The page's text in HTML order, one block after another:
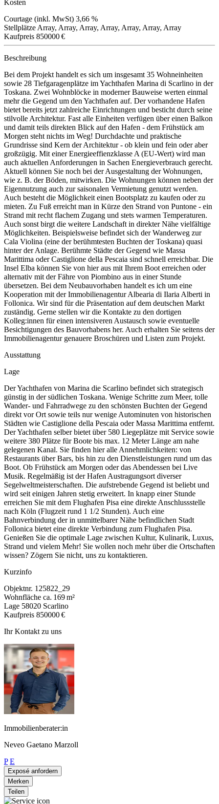
Kosten
Courtage (inkl. MwSt) 3,66 %
Stellplätze Array, Array, Array, Array, Array, Array, Array
Kaufpreis 850000 €
Beschreibung
Bei dem Projekt handelt es sich um insgesamt 35 Wohneinheiten
sowie 28 Tiefgaragenplätze im Yachthafen Marina di Scarlino in der
Toskana. Zwei Wohnblöcke in moderner Bauweise werten einmal
mehr die Gegend um den Yachthafen auf. Der vorhandene Hafen
bietet bereits jetzt zahlreiche Einrichtungen und besticht durch seine
stilvolle Architektur. Fast alle Einheiten verfügen über einen Balkon
und damit teils direkten Blick auf den Hafen - dem Frühstück am
Morgen steht nichts im Weg! Durchdachte und praktische
Grundrisse sind Kern der Architektur - ob klein und fein oder aber
großzügig. Mit einer Energieeffienzklasse A (EU-Wert) wird man
auch aktuellen Anforderungen in Sachen Energieverbrauch gerecht.
Aktuell können Sie noch bei der Ausgestaltung der Wohnungen,
wie z. B. der Böden, mitwirken. Die Wohnungen können neben der
Eigennutzung auch zur saisonalen Vermietung genutzt werden.
Auch besteht die Möglichkeit einen Bootsplatz zu kaufen oder zu
mieten. Zu Fuß erreicht man in Kürze den Strand von Puntone - ein
Strand mit recht flachem Zugang und stets warmen Temperaturen.
Auch sonst birgt die weitere Landschaft in direkter Nähe vielfältige
Möglichkeiten. Beispielsweise befindet sich der Wanderweg zur
Cala Violina (eine der berühmtesten Buchten der Toskana) quasi
hinter der Anlage. Berühmte Städte der Gegend wie Massa
Marittima oder Castiglione della Pescaia sind schnell erreichbar. Die
Insel Elba können Sie von hier aus mit Ihrem Boot erreichen oder
alternativ mit der Fähre von Piombino aus in einer Stunde
übersetzen. Bei dem Neubauvorhaben handelt es ich um eine
Kooperation mit der Immobilienagentur Albearia di Ilaria Alberti in
Follonica. Wir sind für die Präsentation auf dem deutschen Markt
zuständig. Gerne stellen wir die Kontakte zu den dortigen
Kolleg:innen für einen intensiveren Austausch sowie eventuelle
Besichtigungen des Bauvorhabens her. Auch erhalten Sie seitens der
Immobilienagentur genauere Broschüren und Listen zum Projekt.
Ausstattung
Lage
Der Yachthafen von Marina die Scarlino befindet sich strategisch
günstig in der südlichen Toskana. Wenige Schritte zum Meer, tolle
Wander- und Fahrradwege zu den schönsten Buchten der Gegend
direkt vor Ort sowie teils nur wenige Autominuten von historischen
Städten wie Castiglione della Pescaia oder Massa Marittima entfernt.
Der Yachthafen selber bietet über 580 Liegeplätze mit Service sowie
weitere 380 Plätze für Boote bis max. 12 Meter Länge am nahe
gelegenen Kanal. Sie finden hier alle Annehmlichkeiten: von
Restaurants über Bars, bis hin zu den Dienstleistungen rund um das
Boot. Ob Frühstück am Morgen oder das Abendessen bei Live
Musik. Regelmäßig ist der Hafen Austragungsort diverser
Segelweltmeisterschaften. Die aufstrebende Gegend ist beliebt und
wird seit einigen Jahren stetig erweitert. In knapp einer Stunde
erreichen Sie mit dem Flughafen Pisa eine direkte Anschlussstelle
nach Köln (Flugzeit rund 1 1/2 Stunden). Auch eine
Bahnverbindung der in unmittelbarer Nähe befindlichen Stadt
Follonica bietet eine direkte Verbindung zum Flughafen Pisa.
Genießen Sie die optimale Lage zwischen Kultur, Kulinarik, Luxus,
Strand und vielem Mehr! Sie wollen noch mehr über die Ortschaften
wissen? Zögern Sie nicht, uns zu kontaktieren.
Kurzinfo
Objektnr. 125822_29
Wohnfläche ca. 169 m²
Lage 58020 Scarlino
Kaufpreis 850000 €
Ihr Kontakt zu uns
Immobilienberater:in
Neveo Gaetano Marzoll
P E
Exposé anfordern
Merken
Teilen